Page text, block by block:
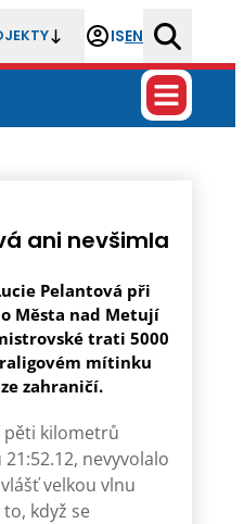
ISEN
ani nevšimla
Pelantová při
Města nad Metují
trati 5000
mítinku
zahraničí.
pěti kilometrů
nevyvolalo
velkou vlnu
když se